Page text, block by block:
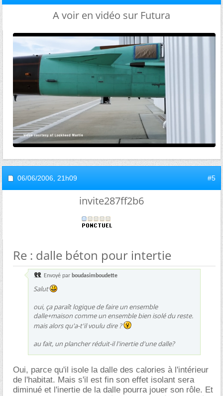
A voir en vidéo sur Futura
06/06/2006, 21h09 #5
invite287ff2b6
Re : dalle béton pour intertie
Envoyé par boudasimboudette
Salut
oui, ça paraît logique de faire un ensemble
dalle+maison comme un ensemble bien isolé du reste.
mais alors qu'a-t'il voulu dire ?
au fait, un plancher réduit-il l'inertie d'une dalle?
Oui, parce qu'il isole la dalle des calories à l'intérieur
de l'habitat. Mais s'il est fin son effet isolant sera
diminué et l'inertie de la dalle pourra jouer son rôle. Et